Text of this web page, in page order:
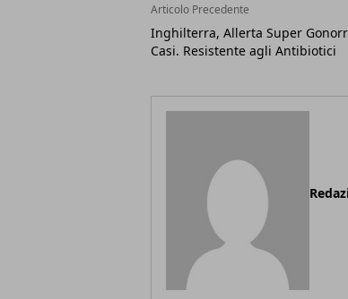
Articolo Precedente
Inghilterra, Allerta Super
Casi. Resistente agli Antibiotici